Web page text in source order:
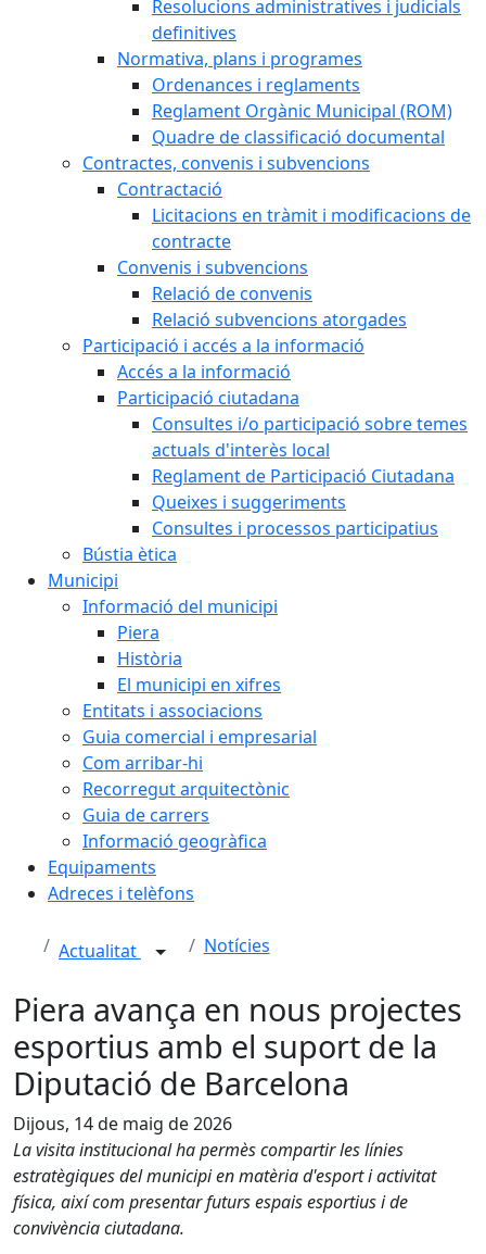
Resolucions administratives i judicials
definitives
Normativa, plans i programes
Ordenances i reglaments
Reglament Orgànic Municipal (ROM)
Quadre de classificació documental
Contractes, convenis i subvencions
Contractació
Licitacions en tràmit i modificacions de
contracte
Convenis i subvencions
Relació de convenis
Relació subvencions atorgades
Participació i accés a la informació
Accés a la informació
Participació ciutadana
Consultes i/o participació sobre temes
actuals d'interès local
Reglament de Participació Ciutadana
Queixes i suggeriments
Consultes i processos participatius
Bústia ètica
Municipi
Informació del municipi
Piera
Història
El municipi en xifres
Entitats i associacions
Guia comercial i empresarial
Com arribar-hi
Recorregut arquitectònic
Guia de carrers
Informació geogràfica
Equipaments
Adreces i telèfons
Actualitat Notícies
Piera avança en nous projectes
esportius amb el suport de la
Diputació de Barcelona
Dijous, 14 de maig de 2026
La visita institucional ha permès compartir les línies
estratègiques del municipi en matèria d'esport i activitat
física, així com presentar futurs espais esportius i de
convivència ciutadana.